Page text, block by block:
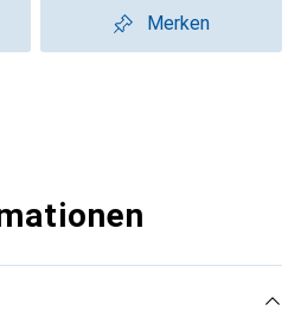
Merken